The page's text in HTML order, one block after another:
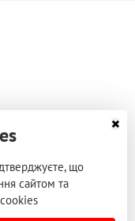
що
сайтом та